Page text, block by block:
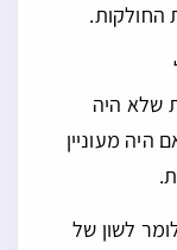
החולקות.
שלא היה
היה מעוניין
לשון של